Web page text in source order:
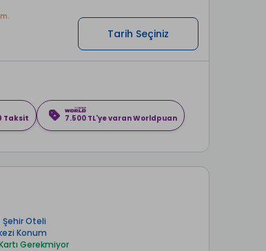
Tarih Seçiniz
Taksit 7.500 TL'ye varan Worldpuan
Şehir Oteli
Konum
Gerekmiyor